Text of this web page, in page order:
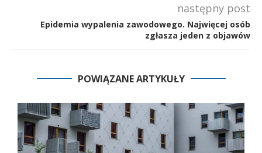
następny post
Epidemia wypalenia zawodowego. Najwięcej osób
zgłasza jeden z objawów
POWIĄZANE ARTYKUŁY